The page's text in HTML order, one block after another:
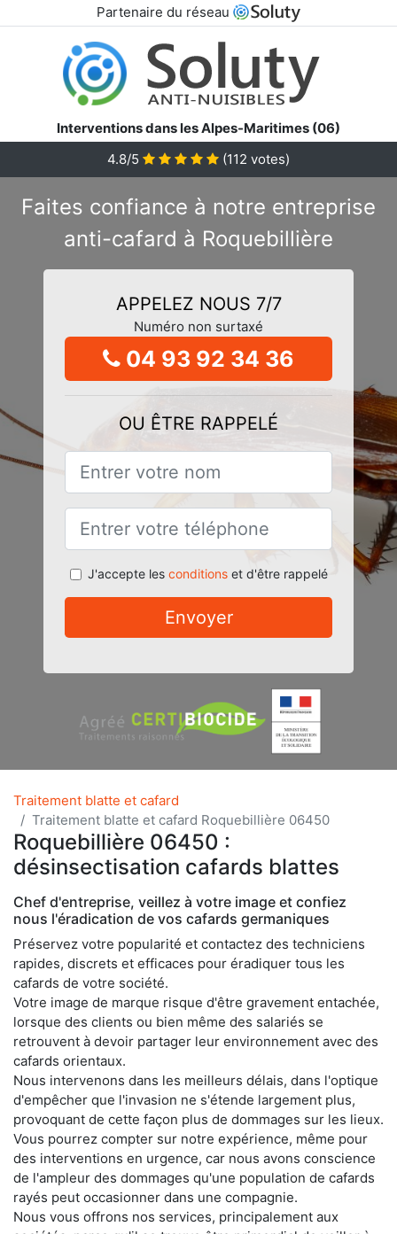
Partenaire du réseau
Interventions dans les Alpes-Maritimes (06)
4.8/5
(112 votes)
Faites confiance à notre entreprise
anti-cafard à Roquebillière
APPELEZ NOUS 7/7
Numéro non surtaxé
04 93 92 34 36
OU ÊTRE RAPPELÉ
J'accepte les conditionset d'être rappelé
Envoyer
Traitement blatte et cafard
Traitement blatte et cafard Roquebillière 06450
Roquebillière 06450 :
désinsectisation cafards blattes
Chef d'entreprise, veillez à votre image et confiez
nous l'éradication de vos cafards germaniques
Préservez votre popularité et contactez des techniciens
rapides, discrets et efficaces pour éradiquer tous les
cafards de votre société.
Votre image de marque risque d'être gravement entachée,
lorsque des clients ou bien même des salariés se
retrouvent à devoir partager leur environnement avec des
cafards orientaux.
Nous intervenons dans les meilleurs délais, dans l'optique
d'empêcher que l'invasion ne s'étende largement plus,
provoquant de cette façon plus de dommages sur les lieux.
Vous pourrez compter sur notre expérience, même pour
des interventions en urgence, car nous avons conscience
de l'ampleur des dommages qu'une population de cafards
rayés peut occasionner dans une compagnie.
Nous vous offrons nos services, principalement aux